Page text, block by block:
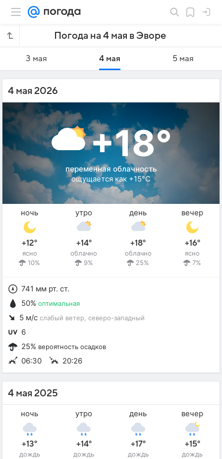
Погода на 4 мая в Эворе
3 мая 4 мая 5 мая
4 мая 2026
+18°
переменная облачность
ощущается как +15°C
ночь
+12°
ясно
10%
утро
+14°
облачно
9%
день
+18°
облачно
25%
вечер
+16°
ясно
7%
741 мм рт. ст.
50% оптимальная
5 м/с слабый ветер , северо-западный
6
25% вероятность осадков
06:30 20:26
4 мая 2025
ночь
+13°
дождь
утро
+14°
дождь
день
+17°
дождь
вечер
+15°
дождь